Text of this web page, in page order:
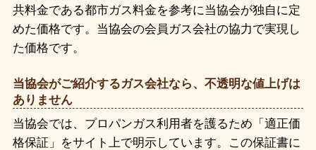
共料金である都市ガス料金を参考に当協会が独自に定
めた価格です。当協会の会員ガス会社の協力で実現し
た価格です。
当協会がご紹介するガス会社なら、不透明な値上げは
ありません
当協会では、プロパンガス利用者を護るため「適正価
格保証」をサイト上で明示しています。この保証書に